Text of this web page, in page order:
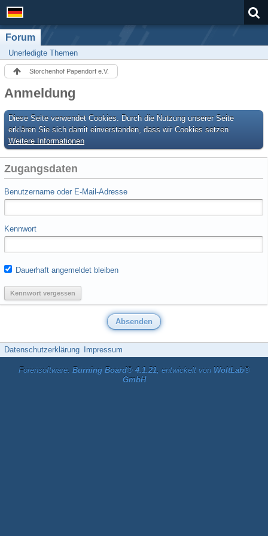
Forum
Unerledigte Themen
Storchenhof Papendorf e.V.
Anmeldung
Diese Seite verwendet Cookies. Durch die Nutzung unserer Seite
erklären Sie sich damit einverstanden, dass wir Cookies setzen.
Weitere Informationen
Zugangsdaten
Benutzername oder E-Mail-Adresse
Kennwort
Dauerhaft angemeldet bleiben
Kennwort vergessen
Datenschutzerklärung Impressum
Forensoftware: Burning Board® 4.1.21, entwickelt von WoltLab®
GmbH